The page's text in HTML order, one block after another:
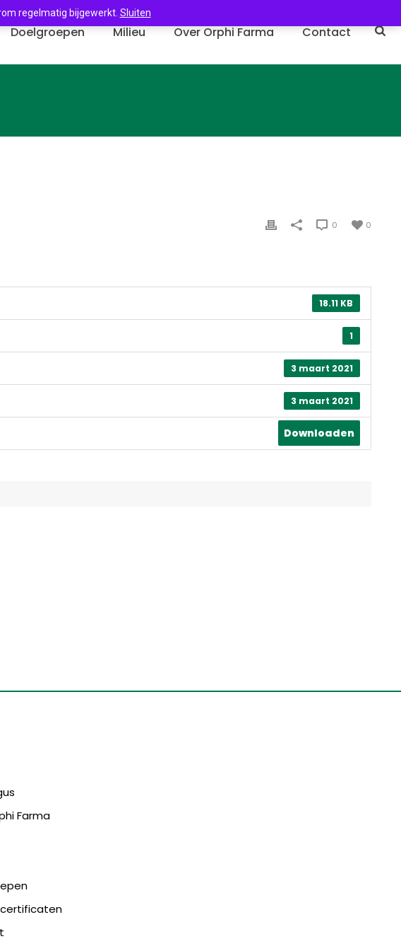
Doelgroepen Milieu Over Orphi Farma Contact
0
0
18.11 KB
1
3 maart 2021
3 maart 2021
Downloaden
Farma
regelmatig bijgewerkt. Sluiten